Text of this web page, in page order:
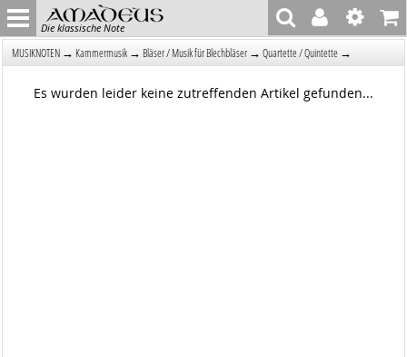
Die klassische Note
MUSIKNOTEN → Kammermusik → Bläser / Musik für Blechbläser → Quartette / Quintette →
Es wurden leider keine zutreffenden Artikel gefunden...